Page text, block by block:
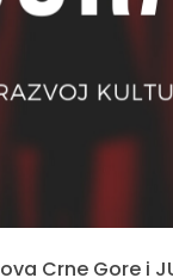
Crne Gore i